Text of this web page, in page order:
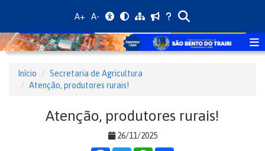
A+ A-
Início
Secretaria de Agricultura
Atenção, produtores rurais!
Atenção, produtores rurais!
26/11/2025